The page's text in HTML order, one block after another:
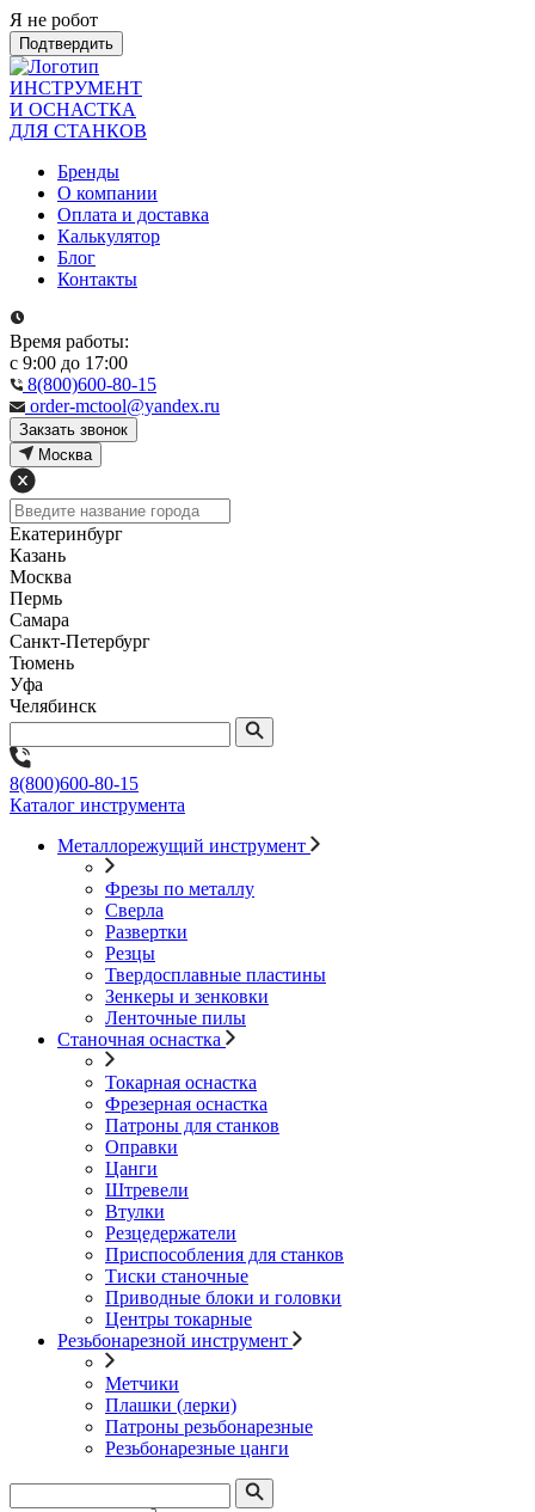
Я не робот
Подтвердить
ИНСТРУМЕНТ
И ОСНАСТКА
ДЛЯ СТАНКОВ
Бренды
О компании
Оплата и доставка
Калькулятор
Блог
Контакты
Время работы:
с 9:00 до 17:00
8(800)600-80-15
order-mctool@yandex.ru
Закзать звонок
Москва
Екатеринбург
Казань
Москва
Пермь
Самара
Санкт-Петербург
Тюмень
Уфа
Челябинск
8(800)600-80-15
Каталог инструмента
Металлорежущий инструмент
Фрезы по металлу
Сверла
Развертки
Резцы
Твердосплавные пластины
Зенкеры и зенковки
Ленточные пилы
Станочная оснастка
Токарная оснастка
Фрезерная оснастка
Патроны для станков
Оправки
Цанги
Штревели
Втулки
Резцедержатели
Приспособления для станков
Тиски станочные
Приводные блоки и головки
Центры токарные
Резьбонарезной инструмент
Метчики
Плашки (лерки)
Патроны резьбонарезные
Резьбонарезные цанги